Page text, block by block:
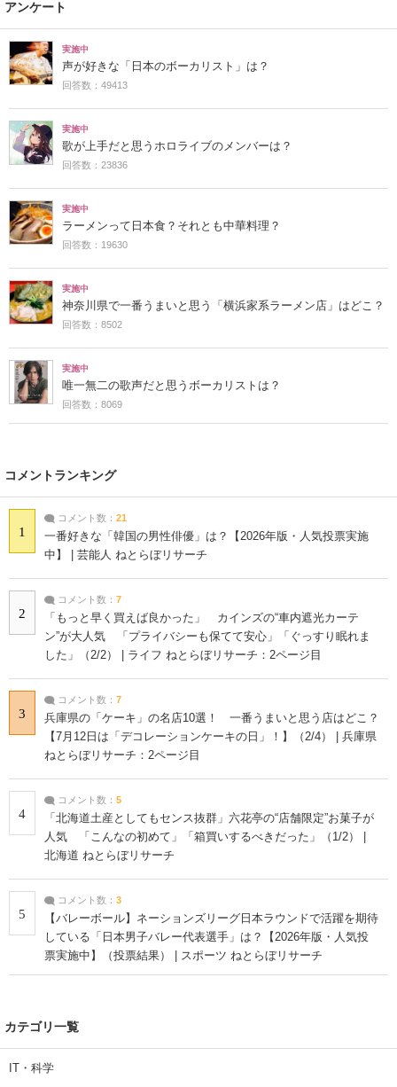
アンケート
実施中
声が好きな「日本のボーカリスト」は？
回答数：49413
実施中
歌が上手だと思うホロライブのメンバーは？
回答数：23836
実施中
ラーメンって日本食？それとも中華料理？
回答数：19630
実施中
神奈川県で一番うまいと思う「横浜家系ラーメン店」はどこ？
回答数：8502
実施中
唯一無二の歌声だと思うボーカリストは？
回答数：8069
コメントランキング
1
コメント数： 21
一番好きな「韓国の男性俳優」は？【2026年版・人気投票実施
中】 | 芸能人 ねとらぼリサーチ
2
コメント数： 7
「もっと早く買えば良かった」 カインズの“車内遮光カーテ
ン”が大人気 「プライバシーも保てて安心」「ぐっすり眠れま
した」（2/2） | ライフ ねとらぼリサーチ：2ページ目
3
コメント数： 7
兵庫県の「ケーキ」の名店10選！ 一番うまいと思う店はどこ？
【7月12日は「デコレーションケーキの日」！】（2/4） | 兵庫県
ねとらぼリサーチ：2ページ目
4
コメント数： 5
「北海道土産としてもセンス抜群」六花亭の“店舗限定”お菓子が
人気 「こんなの初めて」「箱買いするべきだった」（1/2） |
北海道 ねとらぼリサーチ
5
コメント数： 3
【バレーボール】ネーションズリーグ日本ラウンドで活躍を期待
している「日本男子バレー代表選手」は？【2026年版・人気投
票実施中】（投票結果） | スポーツ ねとらぼリサーチ
カテゴリ一覧
IT・科学